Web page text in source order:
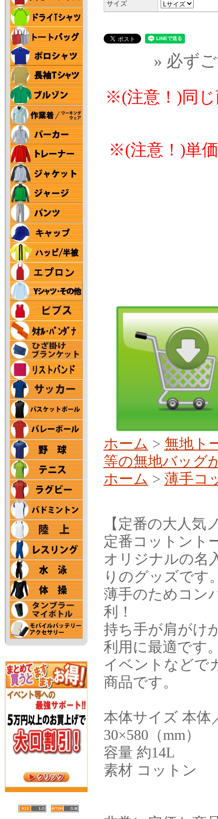
サイズ
» 必ず
※(注意！)同
※(注意！)単
ホーム > 無地ト
等の無地バッグ
ホーム > 薄手コ
【定番の大人気
定番コットント
オリジナルの名
りのグッズです
薄手のためコン
利！
持ち手が肩がけ
利用に最適です
イベントなどで
商品です。
本体サイズ 本体
30×580（mm）
容量 約14L
素材 コットン